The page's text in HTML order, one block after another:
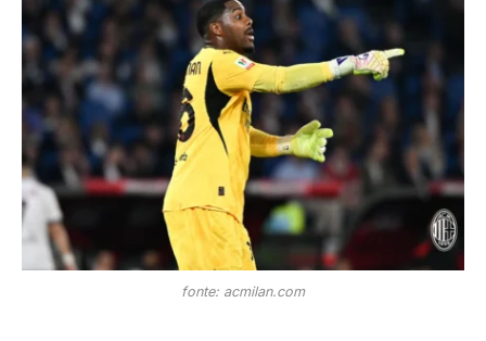
fonte: acmilan.com